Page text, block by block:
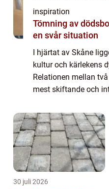
inspiration
Tömning av
en svår situation
I hjärtat av Skåne
kultur och kärlekens
Relationen mellan
mest skiftande och
30 juli 2026